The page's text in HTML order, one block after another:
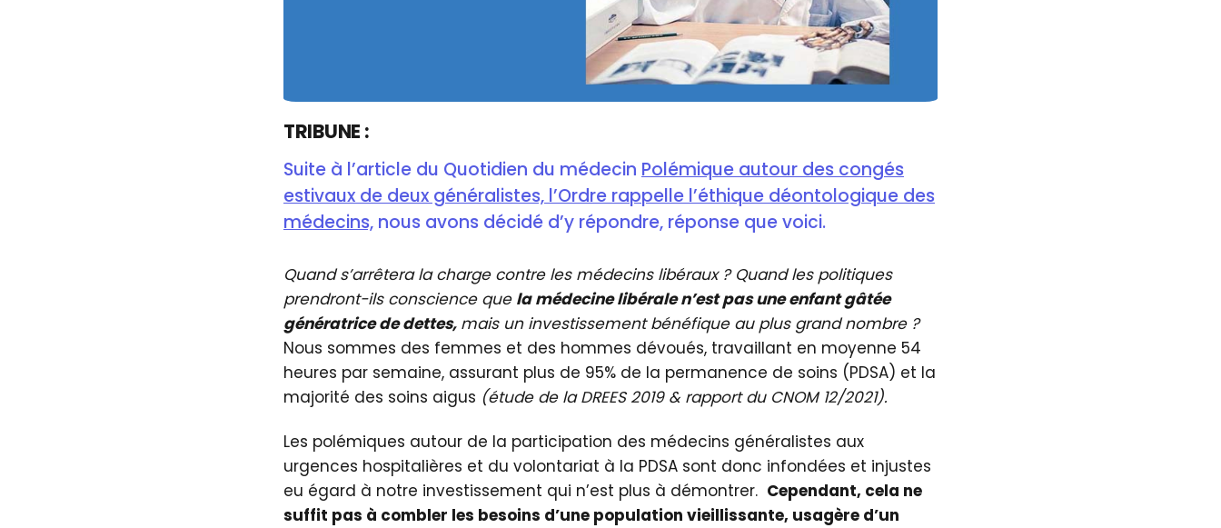
TRIBUNE :
Suite à l’article du Quotidien du médecin Polémique autour des congés
estivaux de deux généralistes, l’Ordre rappelle l’éthique déontologique des
médecins, nous avons décidé d’y répondre, réponse que voici.
Quand s’arrêtera la charge contre les médecins libéraux ? Quand les politiques
prendront-ils conscience que la médecine libérale n’est pas une enfant gâtée
génératrice de dettes, mais un investissement bénéfique au plus grand nombre ?
Nous sommes des femmes et des hommes dévoués, travaillant en moyenne 54
heures par semaine, assurant plus de 95% de la permanence de soins (PDSA) et la
majorité des soins aigus (étude de la DREES 2019 & rapport du CNOM 12/2021).
Les polémiques autour de la participation des médecins généralistes aux
urgences hospitalières et du volontariat à la PDSA sont donc infondées et injustes
eu égard à notre investissement qui n’est plus à démontrer. Cependant, cela ne
suffit pas à combler les besoins d’une population vieillissante, usagère d’un